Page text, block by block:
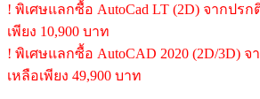
! พิเศษแลกซื้อ AutoCad LT (2D) จากปรก
เพียง 10,900 บาท
! พิเศษแลกซื้อ AutoCAD 2020 (2D/3D) จ
เหลือเพียง 49,900 บาท